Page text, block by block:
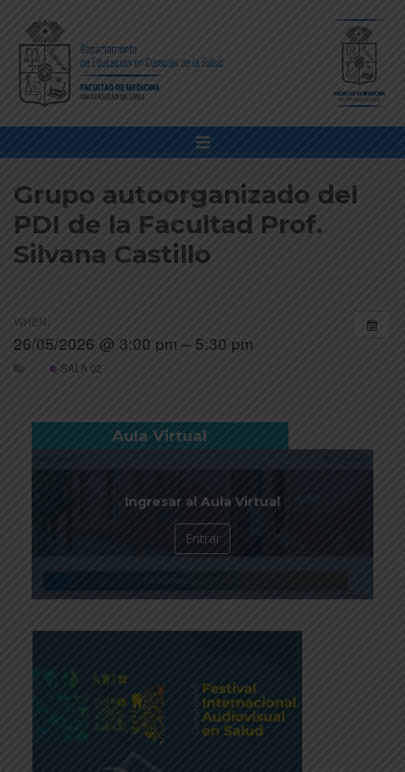
Grupo autoorganizado del
PDI de la Facultad Prof.
Silvana Castillo
WHEN:
26/05/2026 @ 3:00 pm – 5:30 pm
SALA 02
Aula Virtual
Ingresar al Aula Virtual
Entrar